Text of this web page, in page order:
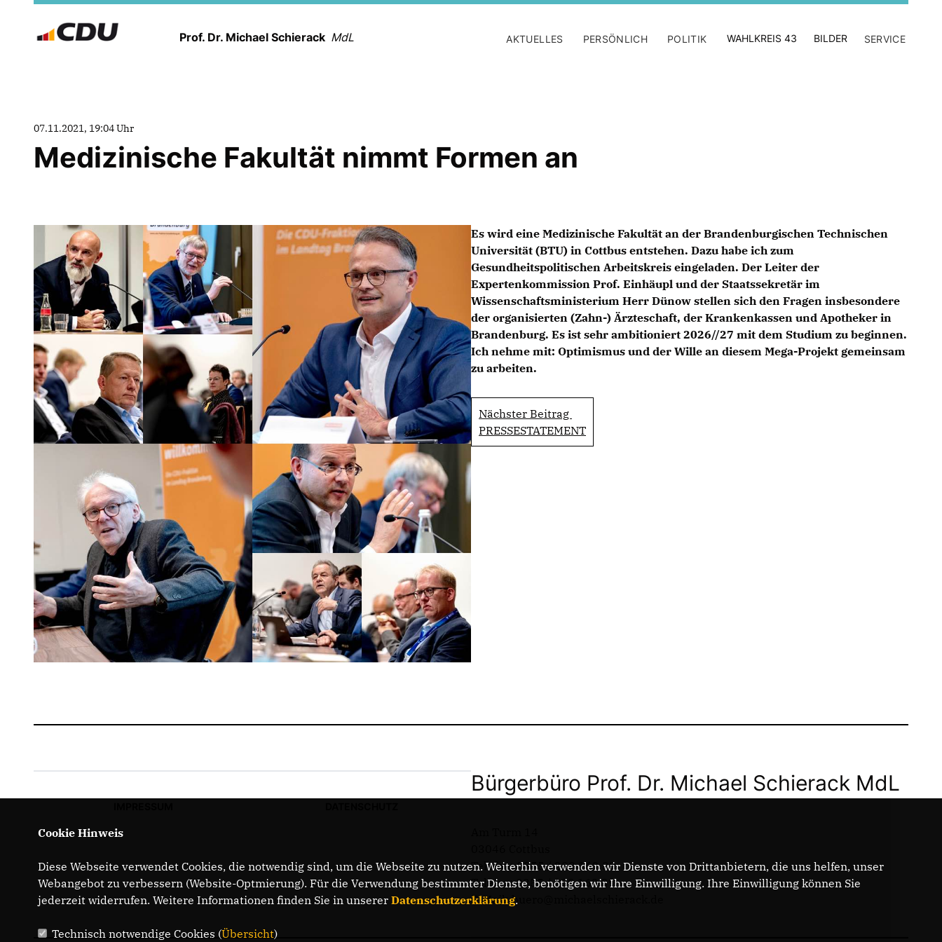
Prof. Dr. Michael Schierack MdL AKTUELLES PERSÖNLICH POLITIK WAHLKREIS 43 BILDER SERVICE
07.11.2021, 19:04 Uhr
Medizinische Fakultät nimmt Formen an
Es wird eine Medizinische Fakultät an der Brandenburgischen Technischen
Universität (BTU) in Cottbus entstehen. Dazu habe ich zum
Gesundheitspolitischen Arbeitskreis eingeladen. Der Leiter der
Expertenkommission Prof. Einhäupl und der Staatssekretär im
Wissenschaftsministerium Herr Dünow stellen sich den Fragen insbesondere
der organisierten (Zahn-) Ärzteschaft, der Krankenkassen und Apotheker in
Brandenburg. Es ist sehr ambitioniert 2026//27 mit dem Studium zu beginnen.
Ich nehme mit: Optimismus und der Wille an diesem Mega-Projekt gemeinsam
zu arbeiten.
Nächster Beitrag
PRESSESTATEMENT
Bürgerbüro Prof. Dr. Michael Schierack MdL
Telefon: 0355 / 289 162 38
Telefax: 0355 / 289 162 39
E-Mail: buero@michaelschierack.de
Cookie Hinweis
Diese Webseite verwendet Cookies, die notwendig sind, um die Webseite zu nutzen. Weiterhin verwenden wir Dienste von Drittanbietern, die uns helfen, unser
Webangebot zu verbessern (Website-Optmierung). Für die Verwendung bestimmter Dienste, benötigen wir Ihre Einwilligung. Ihre Einwilligung können Sie
jederzeit widerrufen. Weitere Informationen finden Sie in unserer Datenschutzerklärung.
Technisch notwendige Cookies (Übersicht)